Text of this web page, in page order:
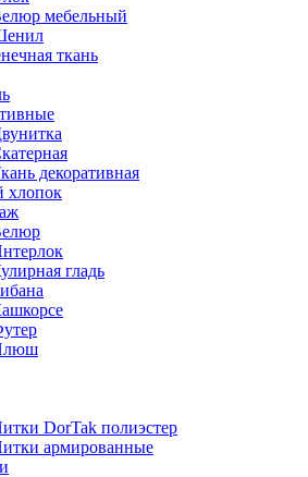
мебельный
ткань
декоративная
хлопок
гладь
DorTak полиэстер
армированные